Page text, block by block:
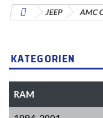
JEEP AMC
KATEGORIEN
RAM